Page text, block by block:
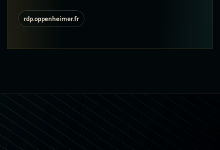
rdp.oppenheimer.fr